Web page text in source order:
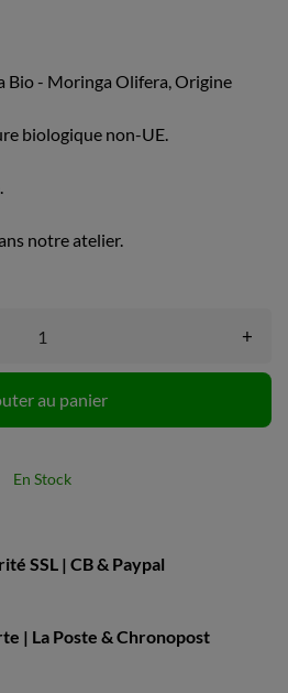
Bio - Moringa Olifera, Origine
biologique non-UE.
notre atelier.
+
au panier
En Stock
SSL | CB & Paypal
| La Poste & Chronopost